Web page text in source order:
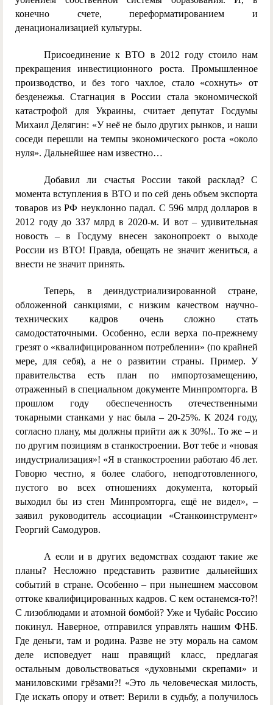
конечно счете, переформатированием и
денационализацией культуры.
Присоединение к ВТО в 2012 году стоило нам
прекращения инвестиционного роста. Промышленное
производство, и без того чахлое, стало «сохнуть» от
безденежья. Стагнация в России стала экономической
катастрофой для Украины, считает депутат Госдумы
Михаил Делягин: «У неё не было других рынков, и наши
соседи перешли на темпы экономического роста «около
нуля». Дальнейшее нам известно…
Добавил ли счастья России такой расклад? С
момента вступления в ВТО и по сей день объем экспорта
товаров из РФ неуклонно падал. С 596 млрд долларов в
2012 году до 337 млрд в 2020-м. И вот – удивительная
новость – в Госдуму внесен законопроект о выходе
России из ВТО! Правда, обещать не значит жениться, а
внести не значит принять.
Теперь, в деиндустриализированной стране,
обложенной санкциями, с низким качеством научно-
технических кадров очень сложно стать
самодостаточными. Особенно, если верха по-прежнему
грезят о «квалифицированном потреблении» (по крайней
мере, для себя), а не о развитии страны. Пример. У
правительства есть план по импортозамещению,
отраженный в специальном документе Минпромторга. В
прошлом году обеспеченность отечественными
токарными станками у нас была – 20-25%. К 2024 году,
согласно плану, мы должны прийти аж к 30%!.. То же – и
по другим позициям в станкостроении. Вот тебе и «новая
индустриализация»! «Я в станкостроении работаю 46 лет.
Говорю честно, я более слабого, неподготовленного,
пустого во всех отношениях документа, который
выходил бы из стен Минпромторга, ещё не видел», –
заявил руководитель ассоциации «Станкоинструмент»
Георгий Самодуров.
А если и в других ведомствах создают такие же
планы? Несложно представить развитие дальнейших
событий в стране. Особенно – при нынешнем массовом
оттоке квалифицированных кадров. С кем останемся-то?!
С лизоблюдами и атомной бомбой? Уже и Чубайс Россию
покинул. Наверное, отправился управлять нашим ФНБ.
Где деньги, там и родина. Разве не эту мораль на самом
деле исповедует наш правящий класс, предлагая
остальным довольствоваться «духовными скрепами» и
маниловскими грёзами?! «Это ль человеческая милость,
Где искать опору и ответ: Верили в судьбу, а получилось